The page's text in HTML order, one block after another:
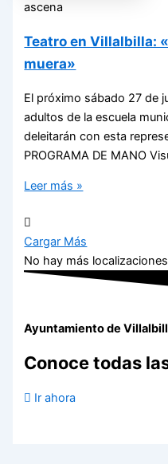
ascena
Teatro en Villalbilla:
muera»
El próximo sábado 27 de
adultos de la escuela
deleitarán con esta
PROGRAMA DE MANO
Leer más »
Cargar Más
No hay más
Ayuntamiento de
Conoce todas
Ir ahora